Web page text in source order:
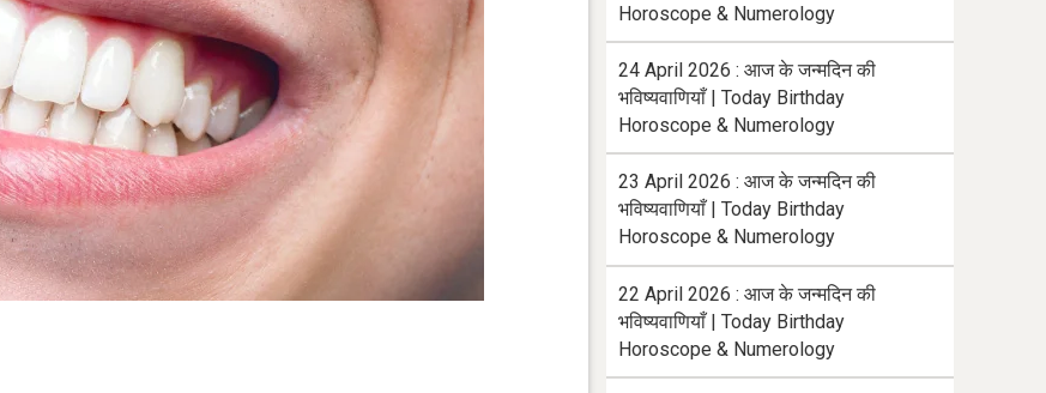
Horoscope & Numerology
24 April 2026 : आज के जन्मदिन की
भविष्यवाणियाँ | Today Birthday
Horoscope & Numerology
23 April 2026 : आज के जन्मदिन की
भविष्यवाणियाँ | Today Birthday
Horoscope & Numerology
22 April 2026 : आज के जन्मदिन की
भविष्यवाणियाँ | Today Birthday
Horoscope & Numerology